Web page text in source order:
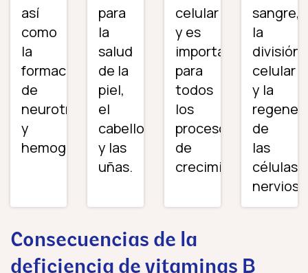
así
como
la
formación
de
neurotransmisores
y
hemoglobina.
para
la
salud
de la
piel,
el
cabello
y las
uñas.
celular
y es
importante
para
todos
los
procesos
de
crecimiento.
sangre,
la
división
celular
y la
de
las
células
Consecuencias de la
deficiencia de vitaminas B